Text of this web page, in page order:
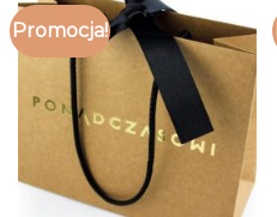
Promocja!